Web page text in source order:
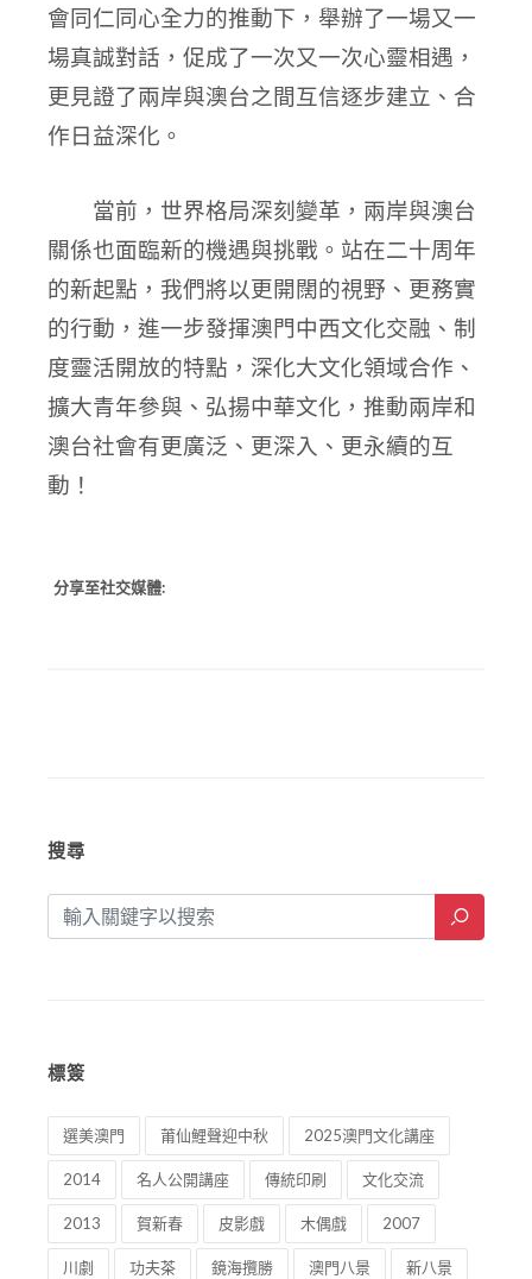
會同仁同心全力的推動下，舉辦了一場又一
場真誠對話，促成了一次又一次心靈相遇，
更見證了兩岸與澳台之間互信逐步建立、合
作日益深化。
當前，世界格局深刻變革，兩岸與澳台
關係也面臨新的機遇與挑戰。站在二十周年
的新起點，我們將以更開闊的視野、更務實
的行動，進一步發揮澳門中西文化交融、制
度靈活開放的特點，深化大文化領域合作、
擴大青年參與、弘揚中華文化，推動兩岸和
澳台社會有更廣泛、更深入、更永續的互
動！
分享至社交媒體:
搜尋
標簽
選美澳門 莆仙鯉聲迎中秋 2025澳門文化講座
2014 名人公開講座 傳統印刷 文化交流
2013 賀新春 皮影戲 木偶戲 2007
川劇 功夫茶 鏡海攬勝 澳門八景 新八景